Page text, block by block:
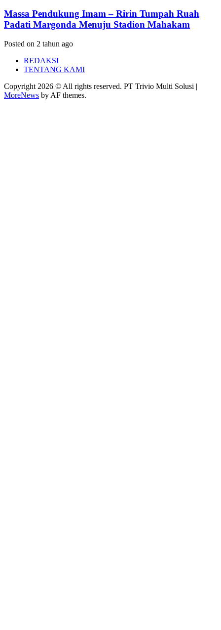
Massa Pendukung Imam – Ririn Tumpah Ruah
Padati Margonda Menuju Stadion Mahakam
Posted on 2 tahun ago
REDAKSI
TENTANG KAMI
Copyright 2026 © All rights reserved. PT Trivio Multi Solusi |
MoreNews by AF themes.